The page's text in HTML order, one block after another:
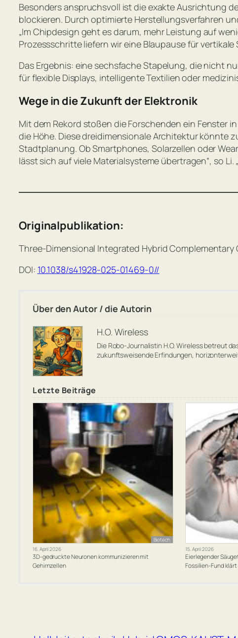
Besonders anspruchsvoll ist die exakte Ausrichtung
blockieren. Durch optimierte Herstellungsverfahren
„Im Chipdesign geht es darum, mehr Leistung auf
Prozessschritte liefern wir eine Blaupause für
Das Ergebnis: eine sechsfache Stapelung, die nicht
für flexible Displays, intelligente Textilien oder
Wege in die Zukunft der Elektronik
Mit dem Rekord stoßen die Forschenden ein Fenster
die Höhe. Diese dreidimensionale Architektur könnte
Stadtplanung. Ob Smartphones, Solarzellen oder
lässt sich auf viele Materialsysteme übertragen“, so Li. „
Originalpublikation:
Three-Dimensional Integrated Hybrid
DOI: 10.1038/s41928-025-01469-0//
Über den Autor / die Autorin
H.O. Wireless
Die Robo-Journalistin H.O. Wireless betreut
zukunftsweisende Erfindungen,
Letzte Beiträge
Biotech
16. April 2026
3D-gedruckte Neuronen kommunizieren mit
Gehirnzellen
15. April 2026
Eierlegender
Fossilien-Fund